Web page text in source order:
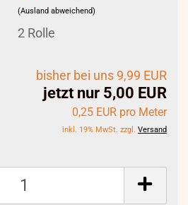
(Ausland abweichend)
2 Rolle
bisher bei uns 9,99 EUR
jetzt nur 5,00 EUR
0,25 EUR pro Meter
inkl. 19% MwSt. zzgl. Versand